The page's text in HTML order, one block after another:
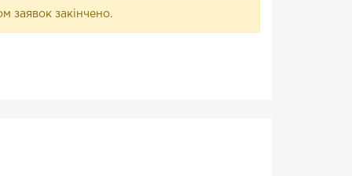
заявок закінчено.